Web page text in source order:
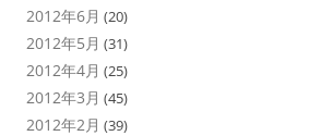
2012年6月 (20)
2012年5月 (31)
2012年4月 (25)
2012年3月 (45)
2012年2月 (39)